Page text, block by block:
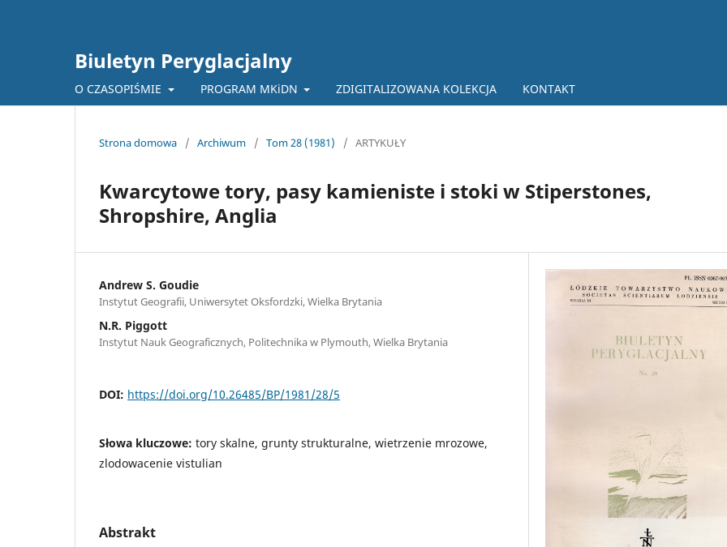
Biuletyn Peryglacjalny
O CZASOPIŚMIE PROGRAM MKiDN ZDIGITALIZOWANA KOLEKCJA KONTAKT
Strona domowa / Archiwum / Tom 28 (1981) / ARTYKUŁY
Kwarcytowe tory, pasy kamieniste i stoki w Stiperstones,
Shropshire, Anglia
Andrew S. Goudie
Instytut Geografii, Uniwersytet Oksfordzki, Wielka Brytania
N.R. Piggott
Instytut Nauk Geograficznych, Politechnika w Plymouth, Wielka Brytania
DOI: https://doi.org/10.26485/BP/1981/28/5
Słowa kluczowe: tory skalne, grunty strukturalne, wietrzenie mrozowe,
zlodowacenie vistulian
Abstrakt